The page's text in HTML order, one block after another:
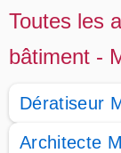
Toutes les
bâtiment -
Dératiseur
Architecte